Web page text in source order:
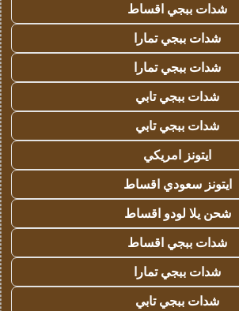
شدات ببجي اقساط
شدات ببجي تمارا
شدات ببجي تمارا
شدات ببجي تابي
شدات ببجي تابي
ايتونز امريكي
ايتونز سعودي اقساط
شحن يلا لودو اقساط
شدات ببجي اقساط
شدات ببجي تمارا
شدات ببجي تابي